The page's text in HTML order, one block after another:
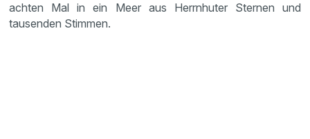
achten Mal in ein Meer aus Herrnhuter Sternen und
tausenden Stimmen.